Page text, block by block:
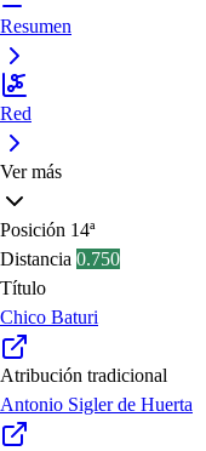
Resumen
Red
Ver más
Posición 14ª
Distancia 0.750
Título
Chico Baturi
Atribución tradicional
Antonio Sigler de Huerta